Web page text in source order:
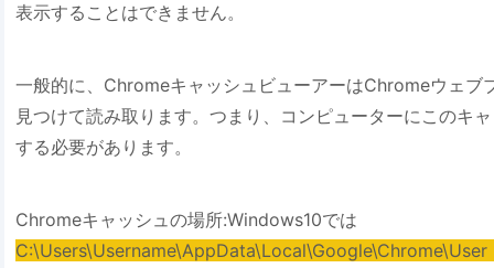
表示することはできません。
一般的に、ChromeキャッシュビューアーはChromeウェブ
見つけて読み取ります。つまり、コンピューターにこのキ
する必要があります。
Chromeキャッシュの場所:Windows10では